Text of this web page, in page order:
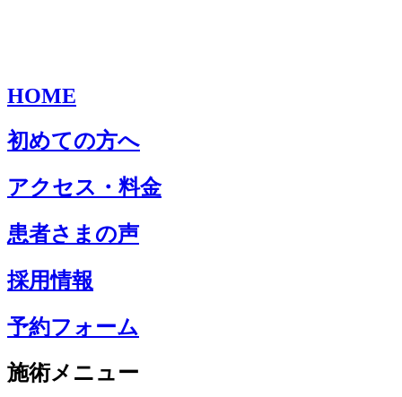
HOME
初めての方へ
アクセス・料金
患者さまの声
採用情報
予約フォーム
施術メニュー